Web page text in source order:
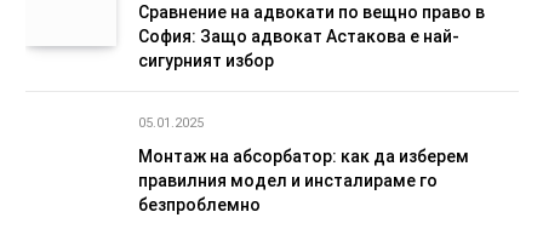
Сравнение на адвокати по вещно право в
София: Защо адвокат Астакова е най-
сигурният избор
05.01.2025
Монтаж на абсорбатор: как да изберем
правилния модел и инсталираме го
безпроблемно